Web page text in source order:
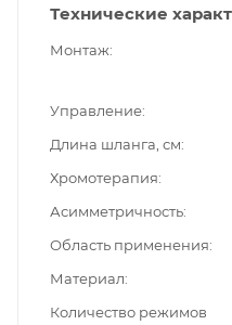
Технические
Монтаж
Управление
Длина шланга, см
Хромотерапия
Асимметричность
Область применения
Материал
Количество режимов